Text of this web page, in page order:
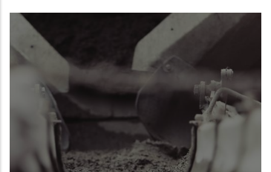
Betonozása – Batta
Gyors kötésű, vízzáró keveréket
gyártottunk a csapadékvíz-elvezető
READ MORE